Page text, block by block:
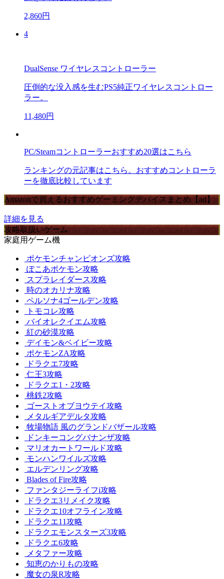
2,860円
4
DualSense ワイヤレスコントローラー
圧倒的な没入感を生むPS5純正ワイヤレスコントロー
ラー。
11,480円
PC/Steamコントローラーおすすめ20選はこちら
ランキングの元記事はこちら。おすすめコントローラ
ーを徹底比較しています
Amazonで買えるおすすめゲーミングデバイスまとめ【ad】
詳細を見る
攻略取扱いゲーム
家庭用ゲーム機
ポケモンチャンピオンズ攻略
ぽこあポケモン攻略
スプラレイダース攻略
時のオカリナ攻略
ペルソナ4ゴールデン攻略
トモコレ攻略
バイオレクイエム攻略
紅の砂漠攻略
デイモン&ベイビー攻略
ポケモンZA攻略
ドラクエ7攻略
仁王3攻略
ドラクエ1・2攻略
桃鉄2攻略
ゴーストオブヨウテイ攻略
メタルギアデルタ攻略
牧場物語 風のグランドバザール攻略
ドンキーコングバナンザ攻略
マリオカートワールド攻略
モンハンワイルズ攻略
エルデンリング攻略
Blades of Fire攻略
ファンタジーライフi攻略
ドラクエ3リメイク攻略
ドラクエ10オフライン攻略
ドラクエ11攻略
ドラクエモンスターズ3攻略
ドラクエ6攻略
メタファー攻略
知恵のかりもの攻略
魔女の泉R攻略